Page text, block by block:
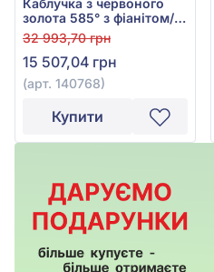
Каблучка з червоного
золота 585° з фіанітом/
куб.цирконієм, арт.
140768
32 993,70 грн
15 507,04 грн
(арт. 140768)
Купити